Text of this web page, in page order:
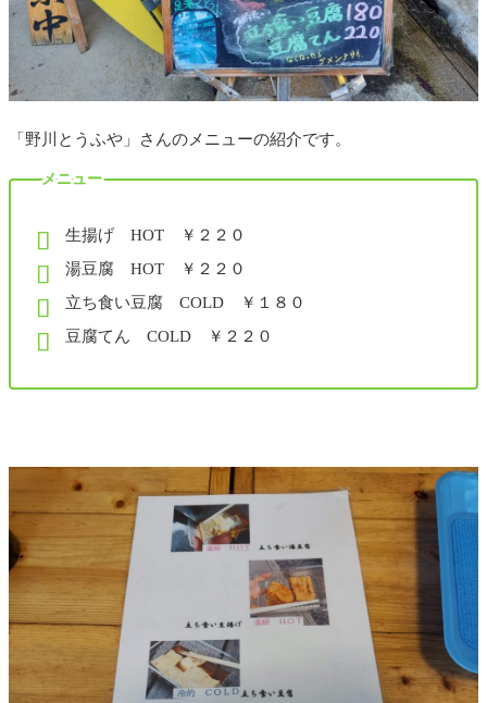
「野川とうふや」さんのメニューの紹介です。
メニュー
生揚げ HOT ￥２２０
湯豆腐 HOT ￥２２０
立ち食い豆腐 COLD ￥１８０
豆腐てん COLD ￥２２０